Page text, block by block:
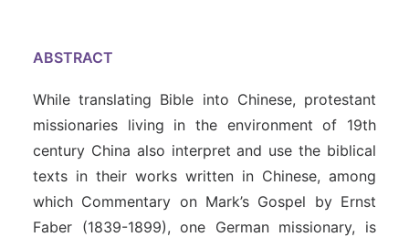
ABSTRACT
While translating Bible into Chinese, protestant
missionaries living in the environment of 19th
century China also interpret and use the biblical
texts in their works written in Chinese, among
which Commentary on Mark’s Gospel by Ernst
Faber (1839-1899), one German missionary, is